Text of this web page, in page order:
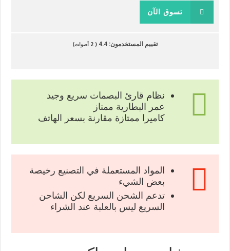
تسوق الآن
تقييم المستخدمون: 4.4
(
2 أصوات)
نظام قارئ البصمات سريع وجيد
عمر البطارية ممتاز
كاميرا ممتازة مقارنة بسعر الهاتف
المواد المستعملة في التصنيع رخيصة
بعض الشيء
تدعم الشحن السريع لكن الشاحن
السريع ليس بالعلبة عند الشراء